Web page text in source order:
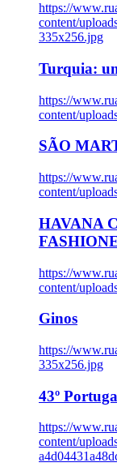
https://
content/
335x256.jpg
Turquia:
https://
content/
SÃO
https://
content/
HAVANA
https://
content/
Ginos
https://
335x256.jpg
43º
https://
content/